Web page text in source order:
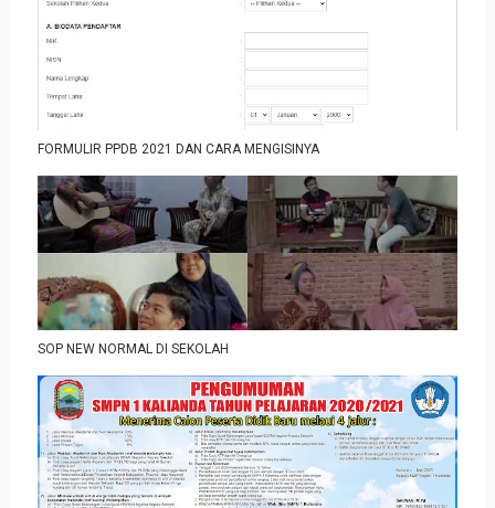
FORMULIR PPDB 2021 DAN CARA MENGISINYA
SOP NEW NORMAL DI SEKOLAH